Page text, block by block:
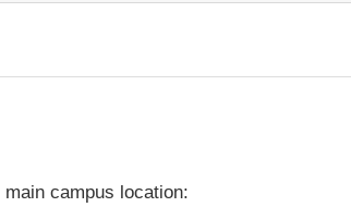
campus location: